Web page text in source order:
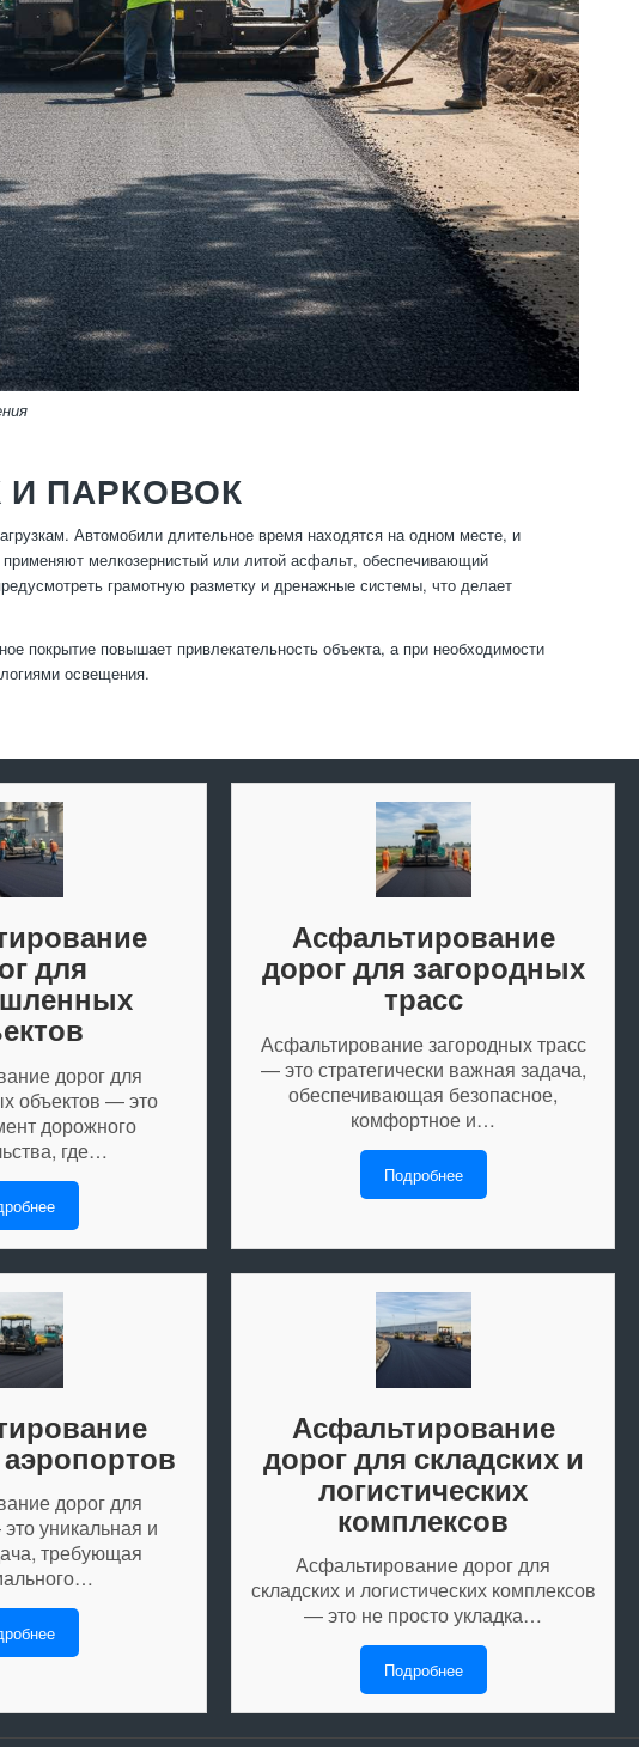
ПАРКОВОК
Автомобили длительное время находятся на одном месте, и
мелкозернистый или литой асфальт, обеспечивающий
грамотную разметку и дренажные системы, что делает
покрытие повышает привлекательность объекта, а при необходимости
освещения.
для
дорог для
объектов — это
дорожного
где…
Асфальтирование
дорог для загородных
трасс
Асфальтирование загородных трасс
— это стратегически важная задача,
обеспечивающая безопасное,
комфортное и…
Подробнее
дорог для
уникальная и
требующая
Асфальтирование
дорог для складских и
логистических
комплексов
Асфальтирование дорог для
складских и логистических комплексов
— это не просто укладка…
Подробнее